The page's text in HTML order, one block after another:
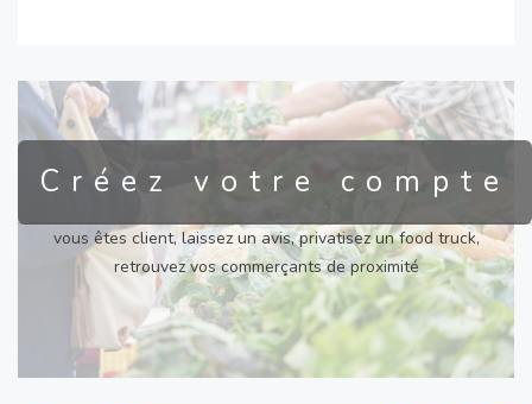
Créez votre compte
vous êtes client, laissez un avis, privatisez un food truck,
retrouvez vos commerçants de proximité